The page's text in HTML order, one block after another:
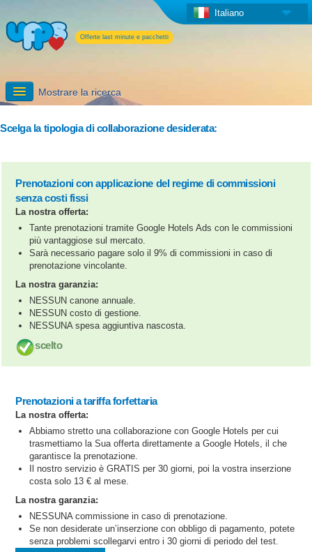
Offerte last minute e pacchetti
Italiano
Mostrare la ricerca
I servizi aggiuntivi di UPPS
Scelga la tipologia di collaborazione desiderata:
Prenotazioni con applicazione del regime di commissioni
senza costi fissi
La nostra offerta:
Tante prenotazioni tramite Google Hotels Ads con le commissioni
più vantaggiose sul mercato.
Sarà necessario pagare solo il 9% di commissioni in caso di
prenotazione vincolante.
La nostra garanzia:
NESSUN canone annuale.
NESSUN costo di gestione.
NESSUNA spesa aggiuntiva nascosta.
scelto
Prenotazioni a tariffa forfettaria
La nostra offerta:
Abbiamo stretto una collaborazione con Google Hotels per cui
trasmettiamo la Sua offerta direttamente a Google Hotels, il che
garantisce la prenotazione.
Il nostro servizio è GRATIS per 30 giorni, poi la vostra inserzione
costa solo 13 € al mese.
La nostra garanzia:
NESSUNA commissione in caso di prenotazione.
Se non desiderate un’inserzione con obbligo di pagamento, potete
senza problemi scollegarvi entro i 30 giorni di periodo del test.